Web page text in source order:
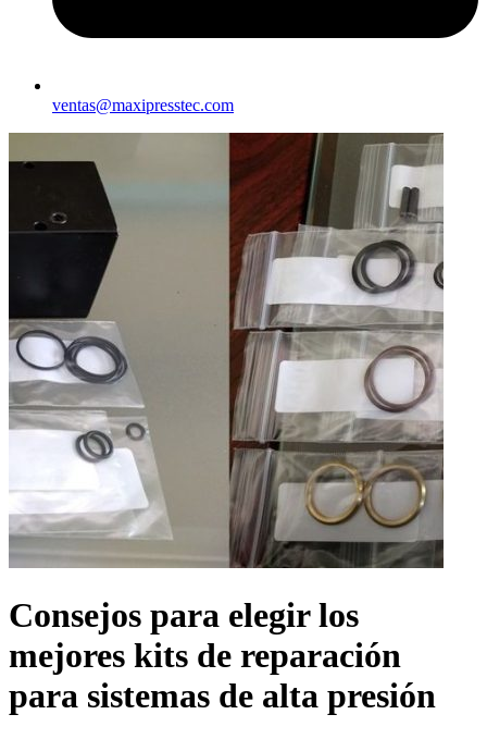
ventas@maxipresstec.com
Consejos para elegir los
mejores kits de reparación
para sistemas de alta presión